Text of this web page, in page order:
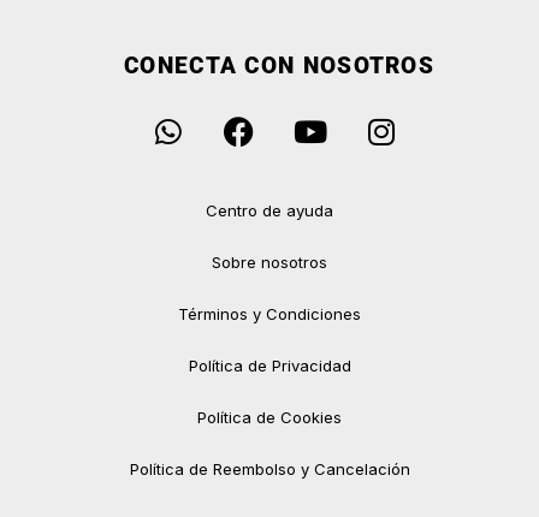
CONECTA CON NOSOTROS
Centro de ayuda
Sobre nosotros
Términos y Condiciones
Política de Privacidad
Política de Cookies
Política de Reembolso y Cancelación